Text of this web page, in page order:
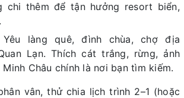
chi thêm để tận hưởng resort biển,
Yêu làng quê, đình chùa, chợ địa
Lạn. Thích cát trắng, rừng, ảnh
Châu chính là nơi bạn tìm kiếm.
vân, thử chia lịch trình 2–1 (hoặc